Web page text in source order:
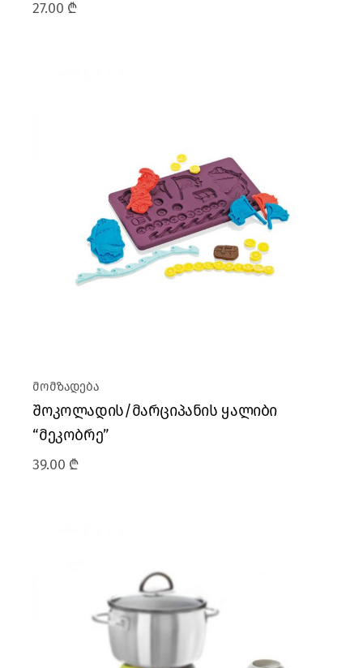
27.00 ₾
მომზადება
შოკოლადის/მარციპანის ყალიბი
“მეკობრე”
39.00 ₾